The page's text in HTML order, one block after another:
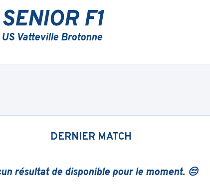
SENIOR F1
US Vatteville Brotonne
DERNIER MATCH
résultat de disponible pour le moment. 😔